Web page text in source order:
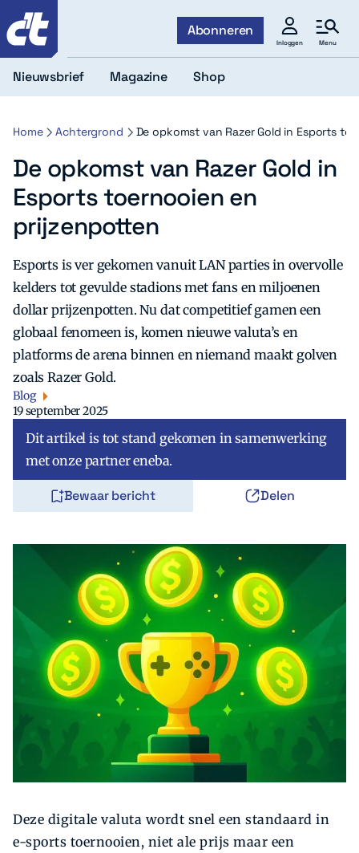
Abonneren
Inloggen Menu
Zoeken
Nieuwsbrief Magazine Shop
Home Achtergrond De opkomst van Razer Gold in Esports
De opkomst van Razer Gold in
Esports toernooien en
prijzenpotten
Esports is ver gekomen vanuit LAN parties in overvolle
kelders tot gevulde stadions met fans en miljoenen
dollar prijzenpotten. Nu dat competitief gamen een
globaal fenomeen is, komen nieuwe valuta’s en
platforms de arena binnen en niemand maakt golven
zoals Razer Gold.
Blog
19 september 2025
Dit artikel is tot stand gekomen in samenwerking
met onze partner eneba.
Bewaar bericht Delen
Deze digitale valuta wordt snel een standaard in
e-sports toernooien, niet ale prijs maar een